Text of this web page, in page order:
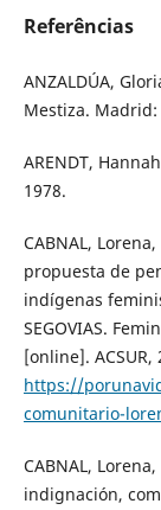
Referências
ANZALDÚA,
Mestiza.
ARENDT,
1978.
CABNAL,
propuesta de
indígenas
SEGOVIAS.
[online].
https://
comunitario-
CABNAL,
indignación,